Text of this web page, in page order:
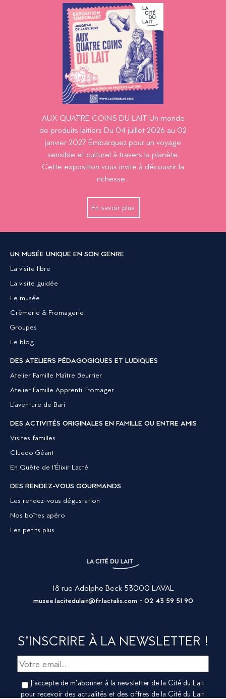
AUX QUATRE COINS DU LAIT Un monde
de produits laitiers Du 04 juillet 2026 au 02
janvier 2027 Embarquez pour un voyage
sensible et culturel à travers la planète.
Cette exposition vous invite à découvrir la
richesse...
En savoir plus
UN MUSÉE UNIQUE EN SON GENRE
La visite libre
La visite guidée
Le musée
Crèmerie & Fromagerie
Groupes
Le blog
DES ATELIERS PÉDAGOGIQUES ET LUDIQUES
Atelier Famille Maître Beurrier
Atelier Famille Apprenti Fromager
L’aventure de Bari
DES ACTIVITÉS ORIGINALES EN FAMILLE OU ENTRE AMIS
Visites familles
Cluedo Géant
En Quête de l’Élixir Lacté
DES RENDEZ-VOUS GOURMANDS
Les rendez-vous dégustation
Nos boîtes apéro
Les petits plus
18 rue Adolphe Beck 53000 LAVAL
musee.lacitedulait@fr.lactalis.com- 02 43 59 51 90
S'INSCRIRE À LA NEWSLETTER !
J’accepte de m’abonner à la newsletter de la Cité du Lait
pour recevoir des actualités et des offres de la Cité du Lait.